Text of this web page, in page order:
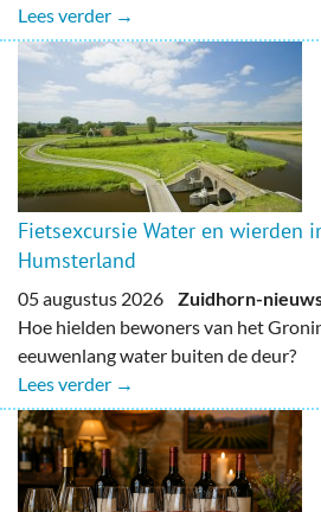
Lees verder →
Fietsexcursie Water en wierden
Humsterland
05 augustus 2026 Zuidhorn-
Hoe hielden bewoners van het
eeuwenlang water buiten de deur?
Lees verder →